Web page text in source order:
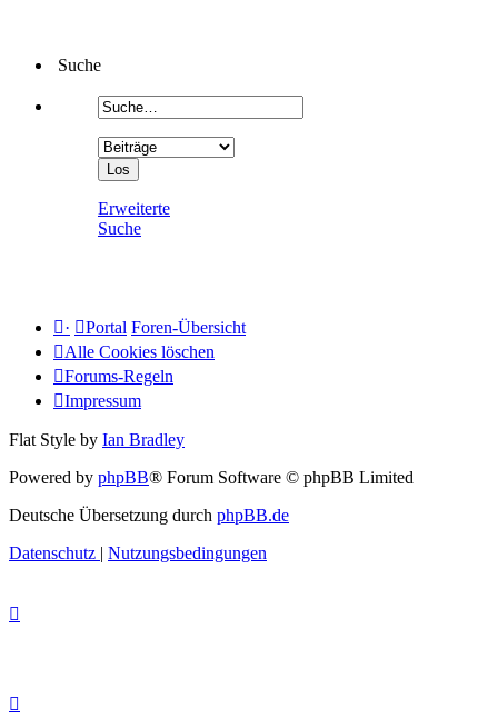
Suche
Erweiterte
Suche
· Portal Foren-Übersicht
Alle Cookies löschen
Forums-Regeln
Impressum
Flat Style by Ian Bradley
Powered by phpBB® Forum Software © phpBB Limited
Deutsche Übersetzung durch phpBB.de
Datenschutz | Nutzungsbedingungen